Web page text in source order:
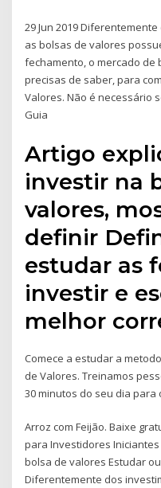
29 Jun 2019
as bolsas de valores
fechamento, o mercado de
precisas de saber, para
Valores. Não é necessário
Guia
Artigo
investir na
valores,
definir
estudar as
investir e
melhor
Comece a estudar a
de Valores. Treinamos
30 minutos do seu dia para
Arroz com Feijão. Baixe
para Investidores
bolsa de valores Estudar ou
Diferentemente dos